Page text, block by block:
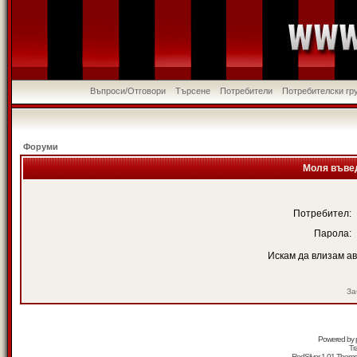
Въпроси/Отговори Търсене Потребители Потребителски
Форуми
Моля
Потребител:
Парола:
Искам да влизам
Powered by